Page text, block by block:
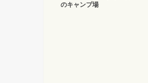
のキャンプ場